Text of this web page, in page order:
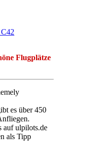
Flugplätze
es über 450
auf ulpilots.de
als Tipp